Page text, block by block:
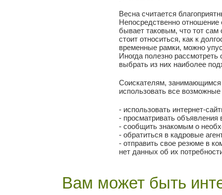
Весна считается
Непосредственно отношение
бывает таковым, что тот сам
стоит относиться, как к
временные рамки, можно
Иногда полезно рассмотреть
выбрать из них наиболее
Соискателям,
использовать все
- использовать интернет-
- просматривать объявления
- сообщить знакомым о
- обратиться в кадровые
- отправить свое резюме в
нет данных об их
Вам может быть